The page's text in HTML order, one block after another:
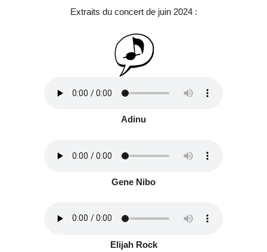
Extraits du concert de juin 2024 :
Adinu
Gene Nibo
Elijah Rock